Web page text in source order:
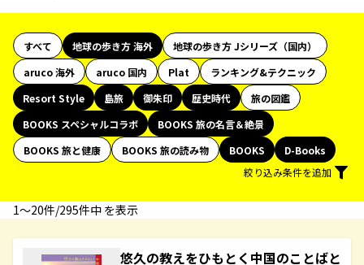
すべて 地球の歩き方 海外
地球の歩き方 Jシリーズ（国内）
aruco 海外
aruco 国内 Plat
ランキング&テクニック
Resort Style
島旅 御朱印 歴史時代
旅の図鑑
BOOKS スペシャルコラボ
BOOKS 旅の名言＆絶景
BOOKS 旅と健康
BOOKS 旅の読み物 BOOKS
D-Books
絞り込み条件を追加
1〜20件/295件中 を表示
悠久の教えをひもとく中国のことばと